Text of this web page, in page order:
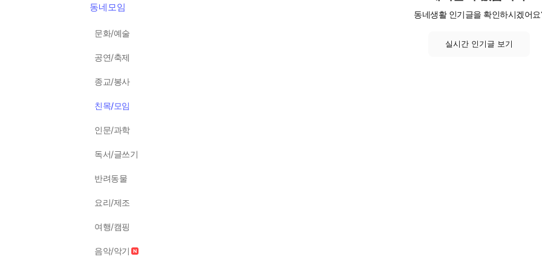
동네모임
문화/예술
공연/축제
종교/봉사
친목/모임
인문/과학
독서/글쓰기
반려동물
요리/제조
여행/캠핑
음악/악기
동네생활 인기글을 확인하시겠어요
실시간 인기글 보기